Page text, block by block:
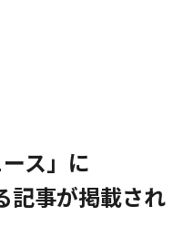
ス」に
記事が掲載され